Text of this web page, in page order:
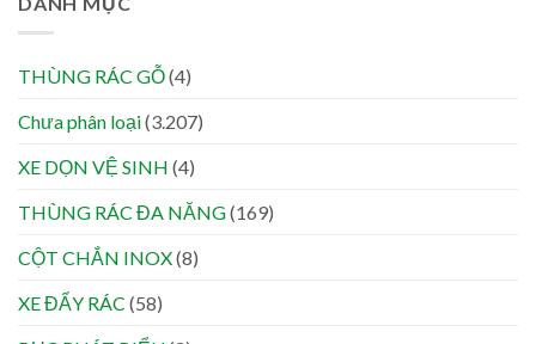
THÙNG RÁC GỖ(4)
Chưa phân loại(3.207)
XE DỌN VỆ SINH (4)
THÙNG RÁC ĐA NĂNG(169)
CỘT CHẮN INOX(8)
XE ĐẨY RÁC (58)